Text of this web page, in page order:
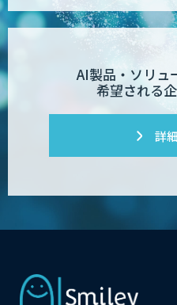
AI製品・ソリュ
希望される
詳